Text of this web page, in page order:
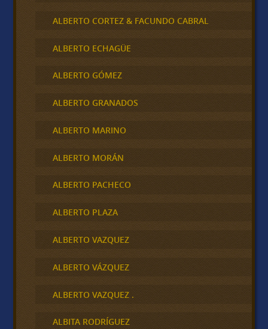
ALBERTO CORTEZ & FACUNDO CABRAL
ALBERTO ECHAGÜE
ALBERTO GÓMEZ
ALBERTO GRANADOS
ALBERTO MARINO
ALBERTO MORÁN
ALBERTO PACHECO
ALBERTO PLAZA
ALBERTO VAZQUEZ
ALBERTO VÁZQUEZ
ALBERTO VAZQUEZ .
ALBITA RODRÍGUEZ